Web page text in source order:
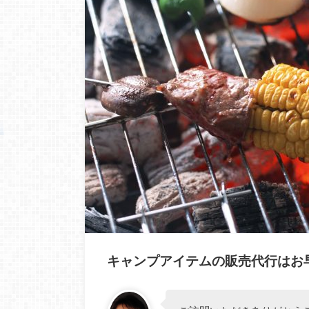
キャンプアイテムの販売代行はお